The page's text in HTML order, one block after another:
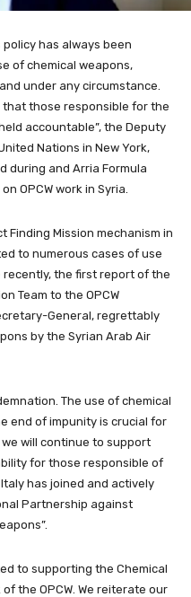
policy has always been
of chemical weapons,
under any circumstance.
those responsible for the
accountable”, the Deputy
Nations in New York,
during and Arria Formula
OPCW work in Syria.
Finding Mission mechanism in
to numerous cases of use
recently, the first report of the
Team to the OPCW
General, regrettably
by the Syrian Arab Air
The use of chemical
end of impunity is crucial for
will continue to support
for those responsible of
has joined and actively
Partnership against
to supporting the Chemical
the OPCW. We reiterate our